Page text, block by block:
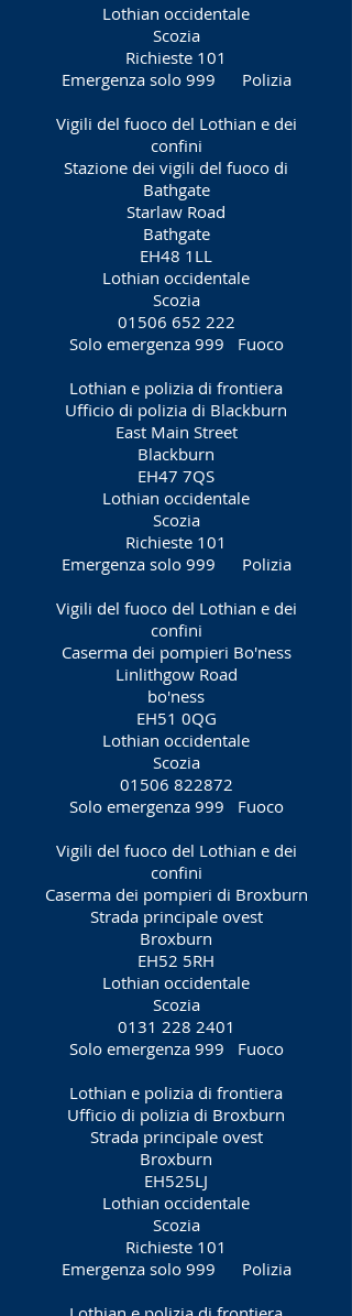
Lothian occidentale
Scozia
Richieste 101
Emergenza solo 999
Polizia
Vigili del fuoco del Lothian e dei
confini
Stazione dei vigili del fuoco di
Bathgate
Starlaw Road
Bathgate
EH48 1LL
Lothian occidentale
Scozia
01506 652 222
Solo emergenza 999
Fuoco
Lothian e polizia di frontiera
Ufficio di polizia di Blackburn
East Main Street
Blackburn
EH47 7QS
Lothian occidentale
Scozia
Richieste 101
Emergenza solo 999
Polizia
Vigili del fuoco del Lothian e dei
confini
Caserma dei pompieri Bo'ness
Linlithgow Road
bo'ness
EH51 0QG
Lothian occidentale
Scozia
01506 822872
Solo emergenza 999
Fuoco
Vigili del fuoco del Lothian e dei
confini
Caserma dei pompieri di Broxburn
Strada principale ovest
Broxburn
EH52 5RH
Lothian occidentale
Scozia
0131 228 2401
Solo emergenza 999
Fuoco
Lothian e polizia di frontiera
Ufficio di polizia di Broxburn
Strada principale ovest
Broxburn
EH525LJ
Lothian occidentale
Scozia
Richieste 101
Emergenza solo 999
Polizia